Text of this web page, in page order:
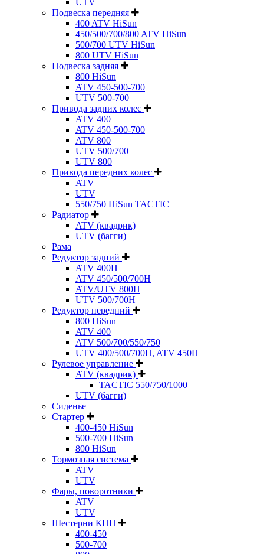
UTV
Подвеска передняя
400 ATV HiSun
450/500/700/800 ATV HiSun
500/700 UTV HiSun
800 UTV HiSun
Подвеска задняя
800 HiSun
ATV 450-500-700
UTV 500-700
Привода задних колес
ATV 400
ATV 450-500-700
ATV 800
UTV 500/700
UTV 800
Привода передних колес
ATV
UTV
550/750 HiSun TACTIC
Радиатор
ATV (квадрик)
UTV (багги)
Рама
Редуктор задний
ATV 400H
ATV 450/500/700H
ATV/UTV 800H
UTV 500/700H
Редуктор передний
800 HiSun
ATV 400
ATV 500/700/550/750
UTV 400/500/700H, ATV 450H
Рулевое управление
ATV (квадрик)
TACTIC 550/750/1000
UTV (багги)
Сиденье
Стартер
400-450 HiSun
500-700 HiSun
800 HiSun
Тормозная система
ATV
UTV
Фары, поворотники
ATV
UTV
Шестерни КПП
400-450
500-700